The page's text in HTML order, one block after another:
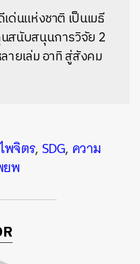
ด่นแห่งชาติ เป็นเมธี
สนับสนุนการวิจัย 2
ายเล่ม อาทิ สู่สังคม
พจิตร,SDG, ความ
ยพ